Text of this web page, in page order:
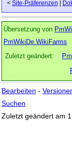
< Site-Präferenzen
Übersetzung von
PmWikiDe.WikiFarms
Zuletzt geändert:
Bearbeiten -
Suchen
Zuletzt geändert am